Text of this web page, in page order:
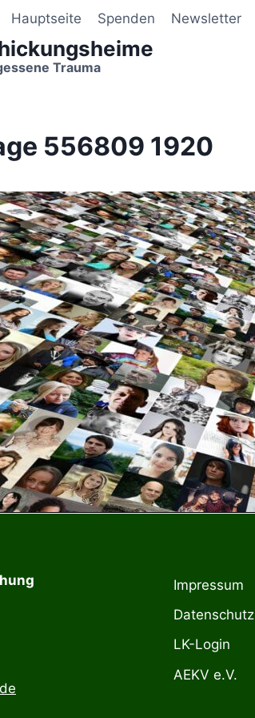
Hauptseite Spenden Newsletter
Trauma
556809 1920
Impressum
Datenschutz
LK-Login
AEKV e.V.